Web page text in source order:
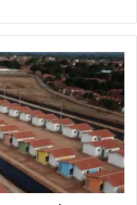
para a Scherer
dezembro deste
Em Londrina,
pessoas sejam
a revendedora
contratados, além
de
e outros. A